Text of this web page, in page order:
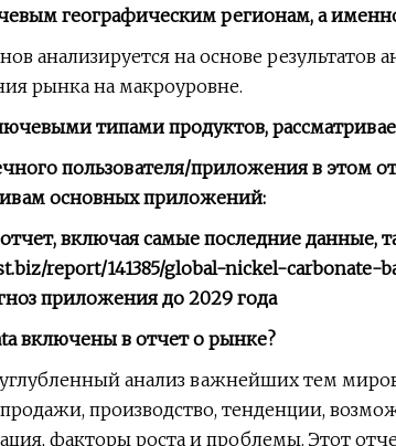
географическим регионам, а
анализируется на основе результатов
рынка на макроуровне.
типами продуктов,
пользователя/приложения в этом
основных приложений:
включая самые последние данные,
report/141385/global-nickel-carbonate-
приложения до 2029 года
включены в отчет о рынке?
анализ важнейших тем
производство, тенденции,
факторы роста и проблемы. Этот